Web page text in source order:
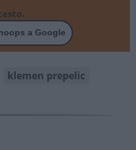
a Google
klemen prepelic